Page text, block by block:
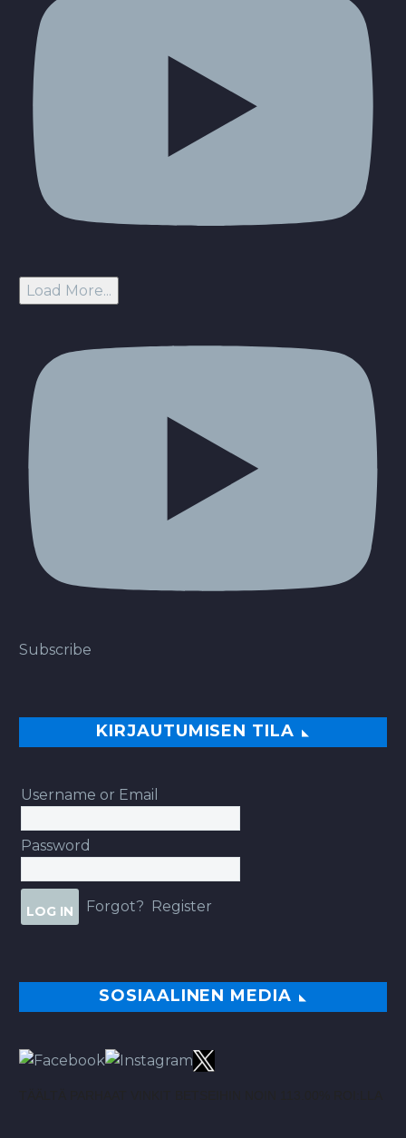
Load More...
Subscribe
KIRJAUTUMISEN TILA
Username or Email
Password
Forgot? Register
SOSIAALINEN MEDIA